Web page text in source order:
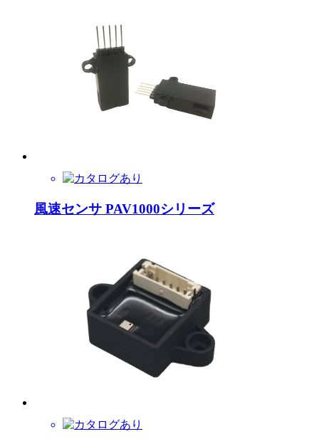
風速センサ PAV1000シリーズ